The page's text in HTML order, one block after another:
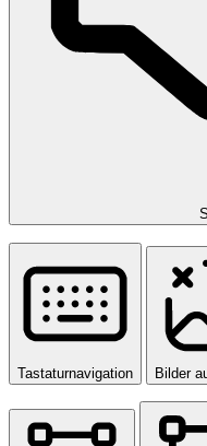
Tastaturnavigation Bilder